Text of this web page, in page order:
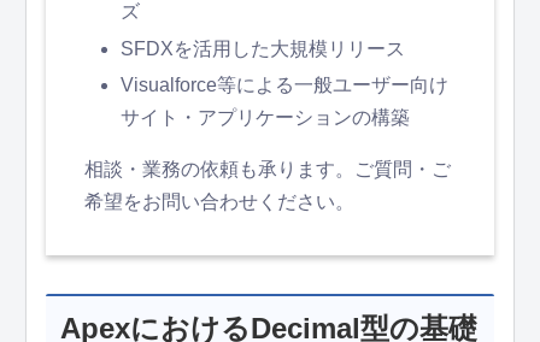
ズ
SFDXを活用した大規模リリース
Visualforce等による一般ユーザー向け
サイト・アプリケーションの構築
相談・業務の依頼も承ります。ご質問・ご
希望をお問い合わせください。
ApexにおけるDecimal型の基礎